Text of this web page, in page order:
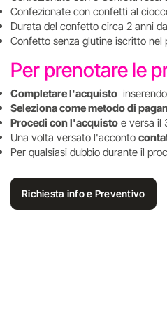
Confezionate con confetti al
Durata del confetto circa 2 anni
Confetto senza glutine iscritto nel
Per prenotare le
Completare l'acquisto
Seleziona come metodo di
Procedi con l'acquisto e versa il
Una volta versato l'acconto
Per qualsiasi dubbio durante il
Richiesta info e Preventivo